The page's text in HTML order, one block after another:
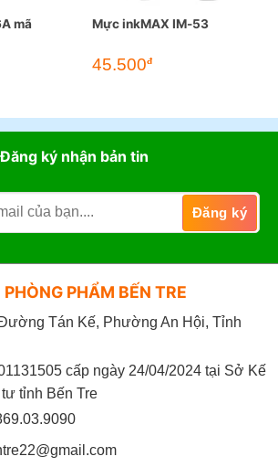
mã
Mực inkMAX IM-53
45.500đ
Đăng ký nhận bản tin
PHẨM BẾN TRE
Tán Kế, Phường An Hội, Tỉnh
cấp ngày 24/04/2024 tại Sở Kế
tỉnh Bến Tre